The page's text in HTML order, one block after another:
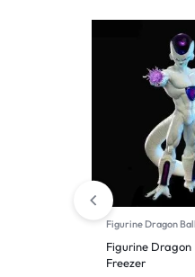
Figurine Dragon Ball
Figurine Dragon
Freezer